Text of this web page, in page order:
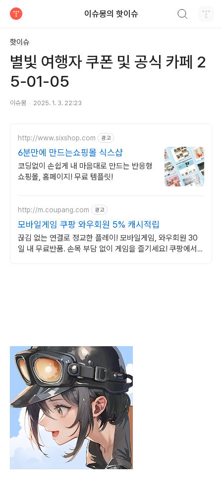
이슈몽의 핫이슈
핫이슈
별빛 여행자 쿠폰 및 공식 카페 2
5-01-05
이슈몽 2025. 1. 3. 22:23
http://www.sixshop.com 광고
6분만에 만드는쇼핑몰 식스샵
코딩없이 손쉽게 내 마음대로 만드는 반응형
쇼핑몰, 홈페이지! 무료 템플릿!
http://m.coupang.com 광고
모바일게임 쿠팡 와우회원 5% 캐시적립
끊김 없는 연결로 정교한 플레이! 모바일게임, 와우회원 30
일 내 무료반품. 손목 부담 없이 게임을 즐기세요! 쿠팡에서